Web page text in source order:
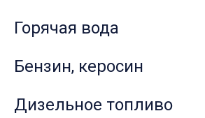
Горячая вода
Бензин, керосин
Дизельное топливо